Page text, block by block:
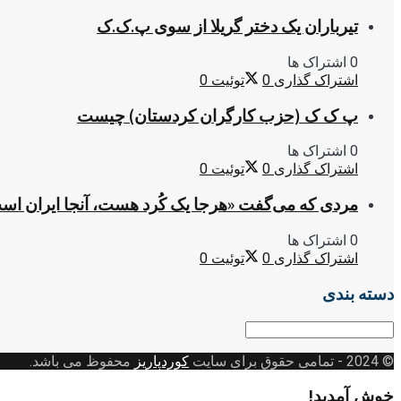
تیرباران یک دختر گریلا از سوی پ.ک.ک
0 اشتراک ها
اشتراک گذاری 0 توئیت 0
پ ک ک (حزب کارگران کردستان) چیست
0 اشتراک ها
اشتراک گذاری 0 توئیت 0
مردی که می‌گفت «هرجا یک کُرد هست، آنجا ایران
0 اشتراک ها
اشتراک گذاری 0 توئیت 0
دسته بندی
© 2024
- تمامی حقوق برای سایت کوردپاریز محفوظ می باشد.
خوش آمدید!